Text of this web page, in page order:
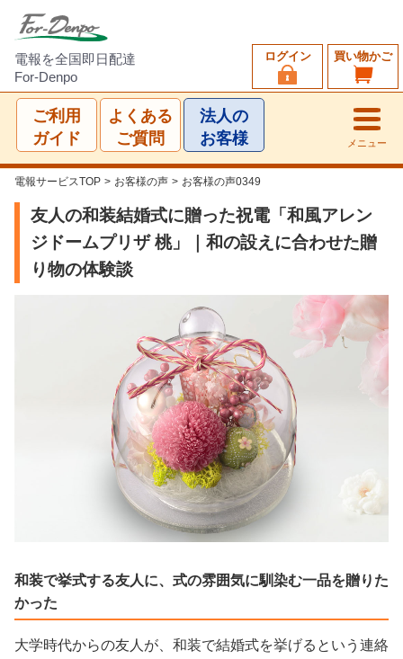
電報を全国即日配達
For-Denpo
買い物かご
ログイン
ご利用
ガイド
よくある
ご質問
法人の
お客様
メニュー
電報サービスTOP > お客様の声 > お客様の声0349
友人の和装結婚式に贈った祝電「和風アレン
ジドームプリザ 桃」｜和の設えに合わせた贈
り物の体験談
和装で挙式する友人に、式の雰囲気に馴染む一品を贈りた
かった
大学時代からの友人が、和装で結婚式を挙げるという連絡